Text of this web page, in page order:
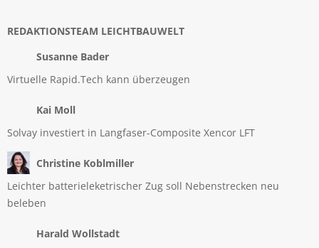
REDAKTIONSTEAM LEICHTBAUWELT
Susanne Bader
Virtuelle Rapid.Tech kann überzeugen
Kai Moll
Solvay investiert in Langfaser-Composite Xencor LFT
Christine Koblmiller
Leichter batterieleketrischer Zug soll Nebenstrecken neu
beleben
Harald Wollstadt